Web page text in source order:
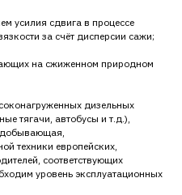
усилия сдвига в процессе
за счёт дисперcии сажи;
на сжиженном природном
дизельных
тягачи, автобусы и т.д.),
техники европейских,
соответствующих
уровень эксплуатационных